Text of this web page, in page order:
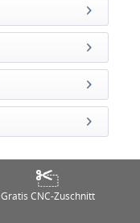
Gratis CNC-Zuschnitt